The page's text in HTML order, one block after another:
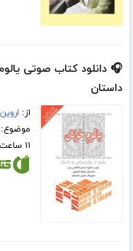
🎧 دانلود کتاب صوتی
داستان
از:
۱۱ ساعت و ۳۲ دقیقه